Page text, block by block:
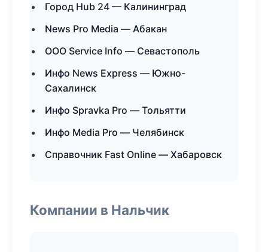
Город Hub 24 — Калининград
News Pro Media — Абакан
ООО Service Info — Севастополь
Инфо News Express — Южно-
Сахалинск
Инфо Spravka Pro — Тольятти
Инфо Media Pro — Челябинск
Справочник Fast Online — Хабаровск
Компании в Нальчик